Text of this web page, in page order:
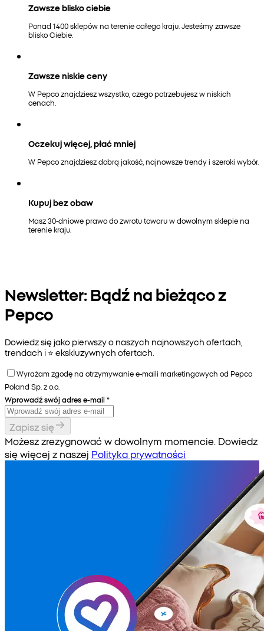
Zawsze blisko ciebie
Ponad 1400 sklepów na terenie całego kraju. Jesteśmy zawsze
blisko Ciebie.
Zawsze niskie ceny
W Pepco znajdziesz wszystko, czego potrzebujesz w niskich
cenach.
Oczekuj więcej, płać mniej
W Pepco znajdziesz dobrą jakość, najnowsze trendy i szeroki wybór.
Kupuj bez obaw
Masz 30-dniowe prawo do zwrotu towaru w dowolnym sklepie na
terenie kraju.
Newsletter: Bądź na bieżąco z
Pepco
Dowiedz się jako pierwszy o naszych najnowszych ofertach,
trendach i ⭐️ ekskluzywnych ofertach.
Wyrażam zgodę na otrzymywanie e-maili marketingowych od Pepco
Poland Sp. z o.o.
Wprowadź swój adres e-mail *
Zapisz się
Możesz zrezygnować w dowolnym momencie. Dowiedz
się więcej z naszej Polityka prywatności